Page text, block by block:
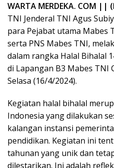
WARTA MERDEKA. COM ||
TNI Jenderal TNI Agus
para Pejabat utama Mabes
serta PNS Mabes TNI,
dalam rangka Halal Bihalal
di Lapangan B3 Mabes TNI
Selasa (16/4/2024).
Kegiatan halal bihalal
Indonesia yang dilakukan
kalangan instansi
pendidikan. Kegiatan ini
tahunan yang unik dan
dilestarikan. Ini adalah